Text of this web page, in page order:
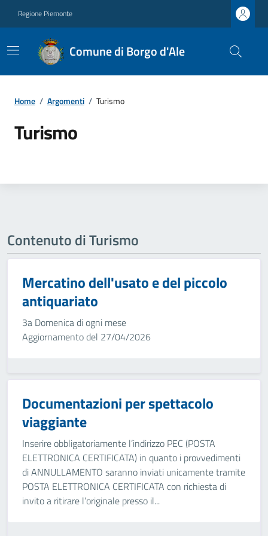
Regione Piemonte
Comune di Borgo d'Ale
Home / Argomenti / Turismo
Turismo
Contenuto di Turismo
Mercatino dell'usato e del piccolo
antiquariato
3a Domenica di ogni mese
Aggiornamento del 27/04/2026
Documentazioni per spettacolo
viaggiante
Inserire obbligatoriamente l’indirizzo PEC (POSTA
ELETTRONICA CERTIFICATA) in quanto i provvedimenti
di ANNULLAMENTO saranno inviati unicamente tramite
POSTA ELETTRONICA CERTIFICATA con richiesta di
invito a ritirare l’originale presso il...